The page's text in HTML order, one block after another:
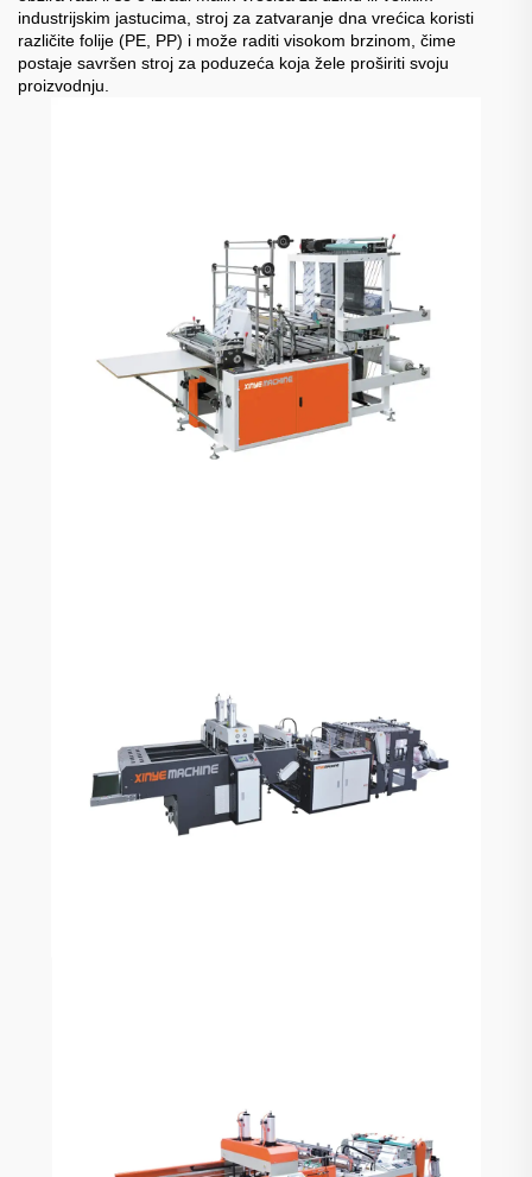
industrijskim jastucima, stroj za zatvaranje dna vrećica koristi
različite folije (PE, PP) i može raditi visokom brzinom, čime
postaje savršen stroj za poduzeća koja žele proširiti svoju
proizvodnju.